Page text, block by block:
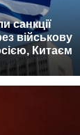
санкції
військову
Китаєм